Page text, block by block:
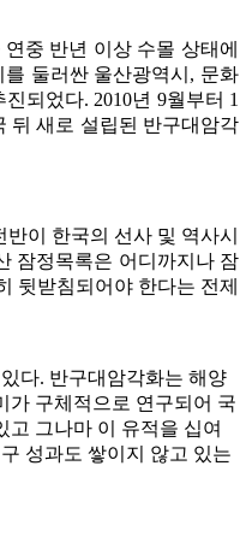
중 반년 이상 수몰 상태에
둘러싼 울산광역시, 문화
되었다. 2010년 9월부터 1
뒤 새로 설립된 반구대암각
이 한국의 선사 및 역사시
잠정목록은 어디까지나 잠
뒷받침되어야 한다는 전제
다. 반구대암각화는 해양
가 구체적으로 연구되어 국
그나마 이 유적을 십여
성과도 쌓이지 않고 있는